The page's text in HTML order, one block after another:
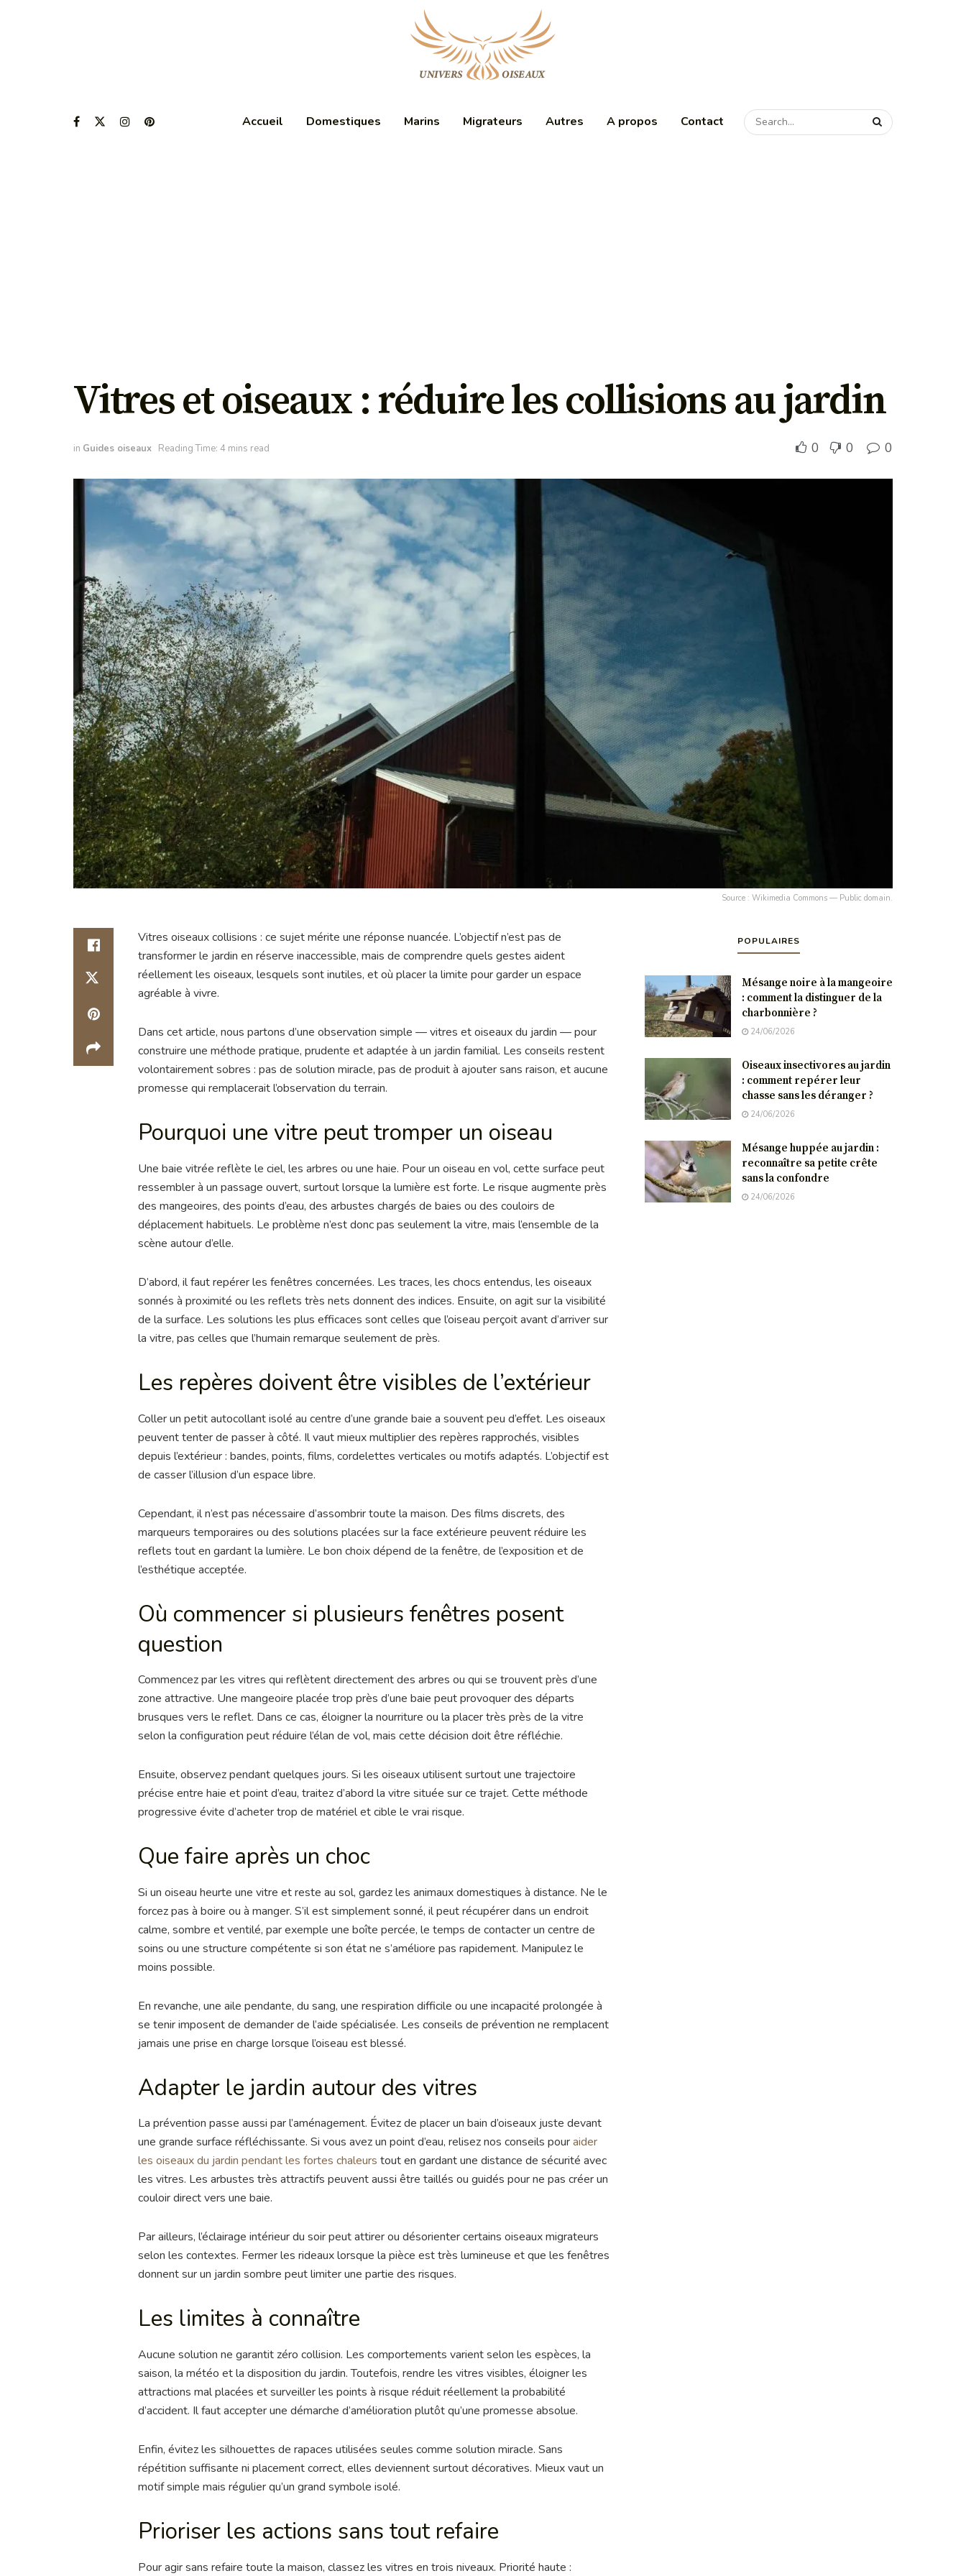
Accueil Domestiques Marins Migrateurs Autres A propos Contact
Vitres et oiseaux : réduire les collisions au jardin
in Guides oiseaux Reading Time: 4 mins read 0 0 0
Source : Wikimedia Commons — Public domain.
Vitres oiseaux collisions : ce sujet mérite une réponse nuancée. L’objectif n’est pas de
transformer le jardin en réserve inaccessible, mais de comprendre quels gestes aident
réellement les oiseaux, lesquels sont inutiles, et où placer la limite pour garder un espace
agréable à vivre.
Dans cet article, nous partons d’une observation simple — vitres et oiseaux du jardin — pour
construire une méthode pratique, prudente et adaptée à un jardin familial. Les conseils restent
volontairement sobres : pas de solution miracle, pas de produit à ajouter sans raison, et aucune
promesse qui remplacerait l’observation du terrain.
Pourquoi une vitre peut tromper un oiseau
Une baie vitrée reflète le ciel, les arbres ou une haie. Pour un oiseau en vol, cette surface peut
ressembler à un passage ouvert, surtout lorsque la lumière est forte. Le risque augmente près
des mangeoires, des points d’eau, des arbustes chargés de baies ou des couloirs de
déplacement habituels. Le problème n’est donc pas seulement la vitre, mais l’ensemble de la
scène autour d’elle.
D’abord, il faut repérer les fenêtres concernées. Les traces, les chocs entendus, les oiseaux
sonnés à proximité ou les reflets très nets donnent des indices. Ensuite, on agit sur la visibilité
de la surface. Les solutions les plus efficaces sont celles que l’oiseau perçoit avant d’arriver sur
la vitre, pas celles que l’humain remarque seulement de près.
Les repères doivent être visibles de l’extérieur
Coller un petit autocollant isolé au centre d’une grande baie a souvent peu d’effet. Les oiseaux
peuvent tenter de passer à côté. Il vaut mieux multiplier des repères rapprochés, visibles
depuis l’extérieur : bandes, points, films, cordelettes verticales ou motifs adaptés. L’objectif est
de casser l’illusion d’un espace libre.
Cependant, il n’est pas nécessaire d’assombrir toute la maison. Des films discrets, des
marqueurs temporaires ou des solutions placées sur la face extérieure peuvent réduire les
reflets tout en gardant la lumière. Le bon choix dépend de la fenêtre, de l’exposition et de
l’esthétique acceptée.
Où commencer si plusieurs fenêtres posent
question
Commencez par les vitres qui reflètent directement des arbres ou qui se trouvent près d’une
zone attractive. Une mangeoire placée trop près d’une baie peut provoquer des départs
brusques vers le reflet. Dans ce cas, éloigner la nourriture ou la placer très près de la vitre
selon la configuration peut réduire l’élan de vol, mais cette décision doit être réfléchie.
Ensuite, observez pendant quelques jours. Si les oiseaux utilisent surtout une trajectoire
précise entre haie et point d’eau, traitez d’abord la vitre située sur ce trajet. Cette méthode
progressive évite d’acheter trop de matériel et cible le vrai risque.
Que faire après un choc
Si un oiseau heurte une vitre et reste au sol, gardez les animaux domestiques à distance. Ne le
forcez pas à boire ou à manger. S’il est simplement sonné, il peut récupérer dans un endroit
calme, sombre et ventilé, par exemple une boîte percée, le temps de contacter un centre de
soins ou une structure compétente si son état ne s’améliore pas rapidement. Manipulez le
moins possible.
En revanche, une aile pendante, du sang, une respiration difficile ou une incapacité prolongée à
se tenir imposent de demander de l’aide spécialisée. Les conseils de prévention ne remplacent
jamais une prise en charge lorsque l’oiseau est blessé.
Adapter le jardin autour des vitres
La prévention passe aussi par l’aménagement. Évitez de placer un bain d’oiseaux juste devant
une grande surface réfléchissante. Si vous avez un point d’eau, relisez nos conseils pouraider
les oiseaux du jardin pendant les fortes chaleurs tout en gardant une distance de sécurité avec
les vitres. Les arbustes très attractifs peuvent aussi être taillés ou guidés pour ne pas créer un
couloir direct vers une baie.
Par ailleurs, l’éclairage intérieur du soir peut attirer ou désorienter certains oiseaux migrateurs
selon les contextes. Fermer les rideaux lorsque la pièce est très lumineuse et que les fenêtres
donnent sur un jardin sombre peut limiter une partie des risques.
Les limites à connaître
Aucune solution ne garantit zéro collision. Les comportements varient selon les espèces, la
saison, la météo et la disposition du jardin. Toutefois, rendre les vitres visibles, éloigner les
attractions mal placées et surveiller les points à risque réduit réellement la probabilité
d’accident. Il faut accepter une démarche d’amélioration plutôt qu’une promesse absolue.
Enfin, évitez les silhouettes de rapaces utilisées seules comme solution miracle. Sans
répétition suffisante ni placement correct, elles deviennent surtout décoratives. Mieux vaut un
motif simple mais régulier qu’un grand symbole isolé.
Prioriser les actions sans tout refaire
Pour agir sans refaire toute la maison, classez les vitres en trois niveaux. Priorité haute :
POPULAIRES
Mésange noire à la mangeoire
: comment la distinguer de la
charbonnière ?
24/06/2026
Oiseaux insectivores au jardin
: comment repérer leur
chasse sans les déranger ?
24/06/2026
Mésange huppée au jardin :
reconnaître sa petite crête
sans la confondre
24/06/2026